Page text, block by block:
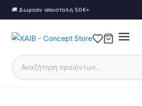
🚚 Δωρεάν αποστολή 50€+